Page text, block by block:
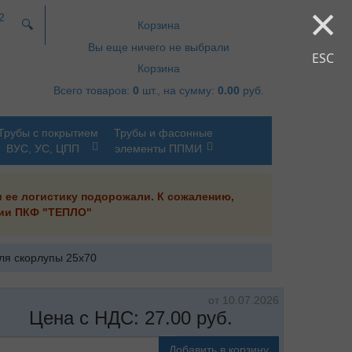
×
ESC
Корзина
Вы еще ничего не выбрали
Корзина
Всего товаров: 0 шт., на сумму: 0.00 руб.
🔍
с покрытием
ВУС, УС, ЦПП
Трубы и фасонные
элементы ППМИ
логистику подорожали. К сожалению,
ПКФ "ТЕПЛО"
скорлупы 25х70
от 10.07.2026
Цена с НДС: 27.00руб.